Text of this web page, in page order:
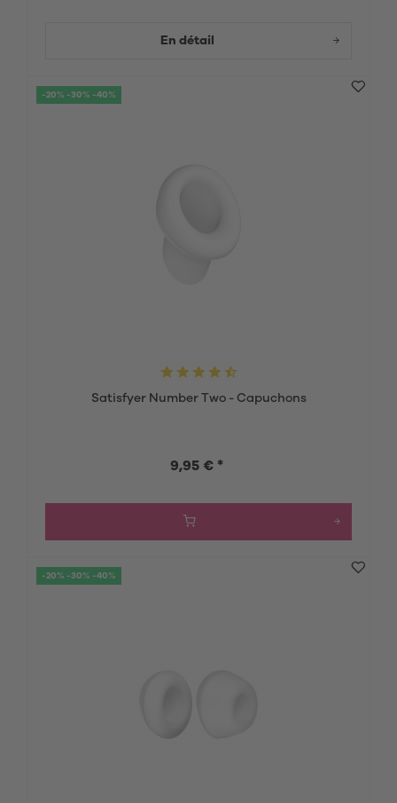
En détail
-20% -30% -40%
Satisfyer Number Two - Capuchons
9,95 € *
-20% -30% -40%